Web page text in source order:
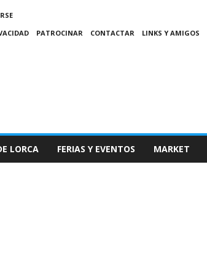
PATROCINAR CONTACTAR LINKS Y AMIGOS
LORCA FERIAS Y EVENTOS MARKET